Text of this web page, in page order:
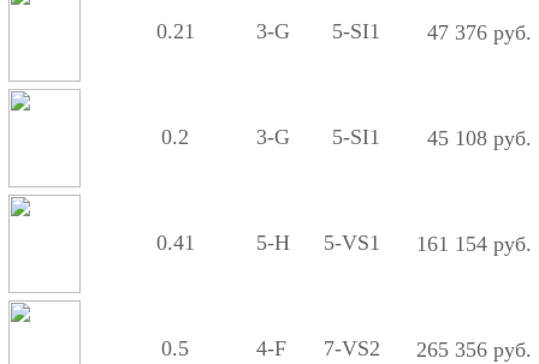
0.21 3-G 5-SI1 47 376 руб.
0.2 3-G 5-SI1 45 108 руб.
0.41 5-H 5-VS1 161 154 руб.
0.5 4-F 7-VS2 265 356 руб.